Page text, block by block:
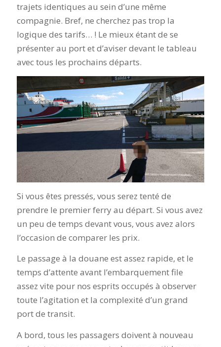
trajets identiques au sein d’une même
compagnie. Bref, ne cherchez pas trop la
logique des tarifs… ! Le mieux étant de se
présenter au port et d’aviser devant le tableau
avec tous les prochains départs.
Si vous êtes pressés, vous serez tenté de
prendre le premier ferry au départ. Si vous avez
un peu de temps devant vous, vous avez alors
l’occasion de comparer les prix.
Le passage à la douane est assez rapide, et le
temps d’attente avant l’embarquement file
assez vite pour nos esprits occupés à observer
toute l’agitation et la complexité d’un grand
port de transit.
A bord, tous les passagers doivent à nouveau